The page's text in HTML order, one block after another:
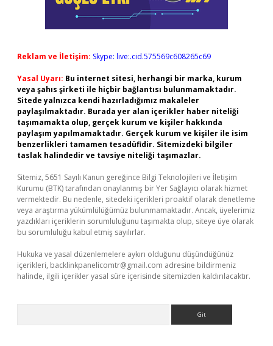
Reklam ve İletişim: Skype: live:.cid.575569c608265c69
Yasal Uyarı: Bu internet sitesi, herhangi bir marka, kurum
veya şahıs şirketi ile hiçbir bağlantısı bulunmamaktadır.
Sitede yalnızca kendi hazırladığımız makaleler
paylaşılmaktadır. Burada yer alan içerikler haber niteliği
taşımamakta olup, gerçek kurum ve kişiler hakkında
paylaşım yapılmamaktadır. Gerçek kurum ve kişiler ile isim
benzerlikleri tamamen tesadüfidir. Sitemizdeki bilgiler
taslak halindedir ve tavsiye niteliği taşımazlar.
Sitemiz, 5651 Sayılı Kanun gereğince Bilgi Teknolojileri ve İletişim
Kurumu (BTK) tarafından onaylanmış bir Yer Sağlayıcı olarak hizmet
vermektedir. Bu nedenle, sitedeki içerikleri proaktif olarak denetleme
veya araştırma yükümlülüğümüz bulunmamaktadır. Ancak, üyelerimiz
yazdıkları içeriklerin sorumluluğunu taşımakta olup, siteye üye olarak
bu sorumluluğu kabul etmiş sayılırlar.
Hukuka ve yasal düzenlemelere aykırı olduğunu düşündüğünüz
içerikleri, backlinkpanelicomtr@gmail.com adresine bildirmeniz
halinde, ilgili içerikler yasal süre içerisinde sitemizden kaldırılacaktır.